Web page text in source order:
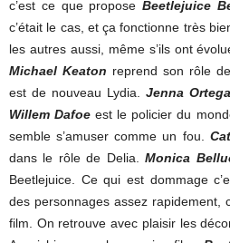
c’est ce que propose Beetlejuice
c’était le cas, et ça fonctionne très
les autres aussi, même s’ils ont
Michael Keaton reprend son rôle
est de nouveau Lydia. Jenna Ortega
Willem Dafoe est le policier du
semble s’amuser comme un fou.
dans le rôle de Delia.Monica
Beetlejuice. Ce qui est dommage
des personnages assez rapidement,
film. On retrouve avec plaisir les